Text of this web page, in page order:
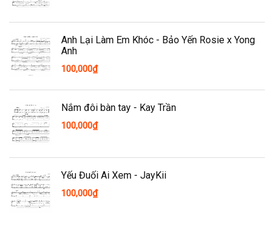
Anh Lại Làm Em Khóc - Bảo Yến Rosie x Yong
Anh
100,000₫
Nắm đôi bàn tay - Kay Trần
100,000₫
Yếu Đuối Ai Xem - JayKii
100,000₫